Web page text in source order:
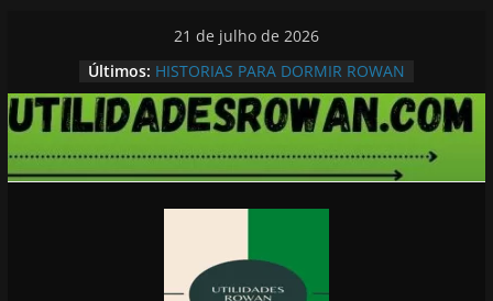
conteúdo
21 de julho de 2026
Últimos: HISTORIAS PARA DORMIR ROWAN